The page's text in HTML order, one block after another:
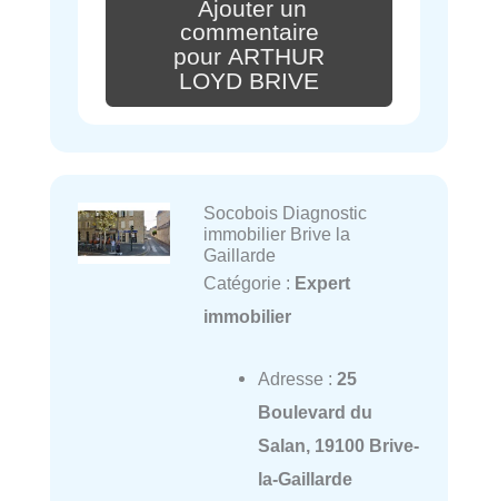
Ajouter un
commentaire
pour ARTHUR
LOYD BRIVE
Socobois Diagnostic
immobilier Brive la
Gaillarde
Catégorie : Expert
immobilier
Adresse : 25
Boulevard du
Salan, 19100 Brive-
la-Gaillarde